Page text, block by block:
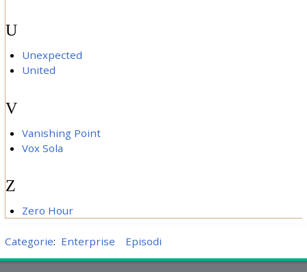
U
Unexpected
United
V
Vanishing Point
Vox Sola
Z
Zero Hour
Categorie: Enterprise Episodi